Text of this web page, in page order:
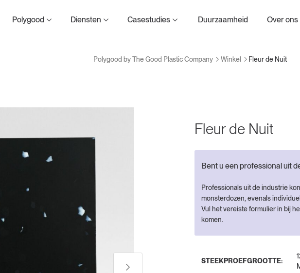
by The Good Plastic Company
Polygood Diensten Casestudies Duurzaamheid Over ons
Polygood by The Good Plastic Company Winkel Fleur de Nuit
Fleur de Nuit
Bent u een professional uit
Professionals uit de industrie
monsterdozen, evenals
Vul het vereiste formulier in bij
komen.
STEEKPROEFGROOTTE: